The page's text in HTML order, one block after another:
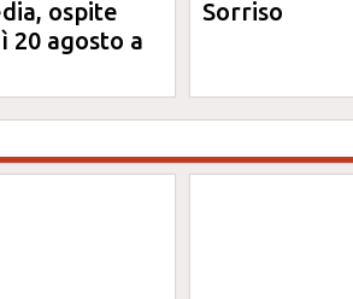
ospite
20 agosto a
Sorriso